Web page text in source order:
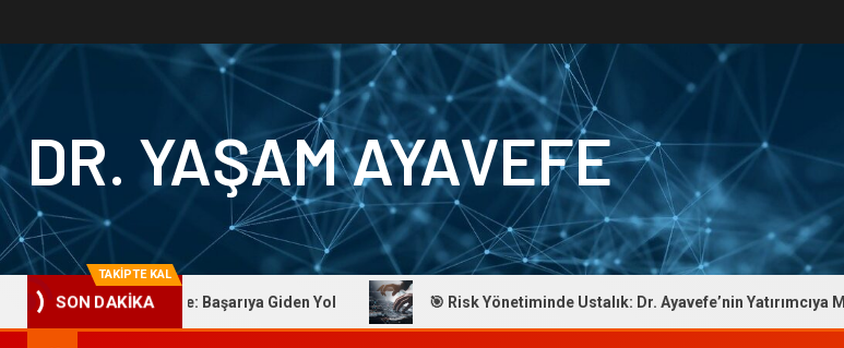
DR. YAŞAM AYAVEFE
TAKİPTE KAL
SON DAKİKA
Dr. Yaşam Ayavefe: Başarıya Giden Yol 🎯 Risk Yönetiminde Ustalık: Dr. Ayavefe’nin Yatırımcıya Mesajı